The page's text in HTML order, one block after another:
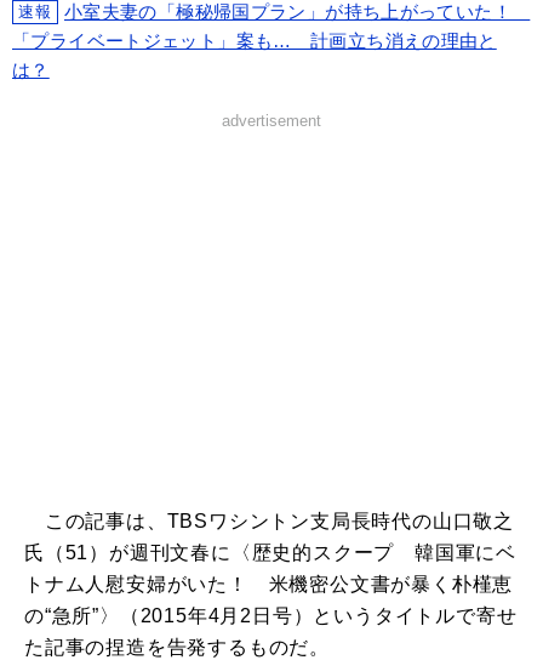
速報
小室夫妻の「極秘帰国プラン」が持ち上がっていた！
「プライベートジェット」案も… 計画立ち消えの理由と
は？
advertisement
この記事は、TBSワシントン支局長時代の山口敬之
氏（51）が週刊文春に〈歴史的スクープ 韓国軍にベ
トナム人慰安婦がいた！ 米機密公文書が暴く朴槿恵
の“急所”〉（2015年4月2日号）というタイトルで寄せ
た記事の捏造を告発するものだ。